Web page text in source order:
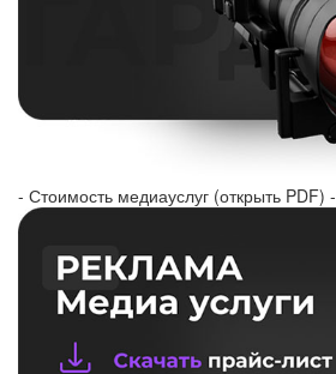
- Стоимость медиауслуг (открыть PDF) -